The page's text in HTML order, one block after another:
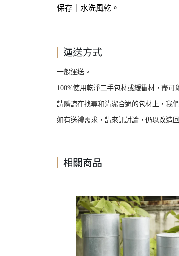
保存｜水洗風乾 。
運送方式
一般運送。
100%使用乾淨二手包材或緩衝材，盡可
請體諒在找尋和清潔合適的包材上，我
如有送禮需求，請來訊討論，仍以改造
相關商品